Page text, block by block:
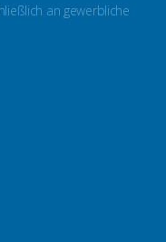
an gewerbliche